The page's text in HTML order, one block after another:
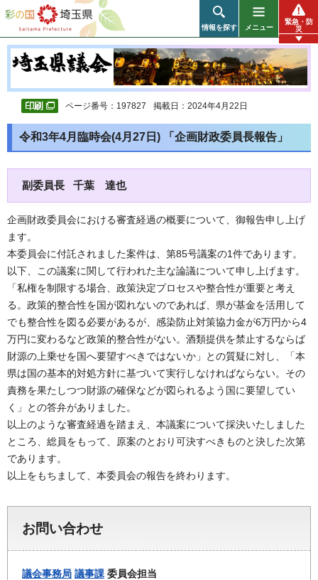
彩の国 埼玉県
情報を探す メニュー
緊急・防
災
ページ番号：197827 掲載日：2024年4月22日
令和3年4月臨時会(4月27日) 「企画財政委員長報告」
副委員長 千葉 達也
企画財政委員会における審査経過の概要について、御報告申し上げ
ます。
本委員会に付託されました案件は、第85号議案の1件であります。
以下、この議案に関して行われた主な論議について申し上げます。
「私権を制限する場合、政策決定プロセスや整合性が重要と考え
る。政策的整合性を国が図れないのであれば、県が基金を活用して
でも整合性を図る必要があるが、感染防止対策協力金が6万円から4
万円に変わるなど政策的整合性がない。酒類提供を禁止するならば
財源の上乗せを国へ要望すべきではないか」との質疑に対し、「本
県は国の基本的対処方針に基づいて実行しなければならない。その
責務を果たしつつ財源の確保などが図られるよう国に要望してい
く」との答弁がありました。
以上のような審査経過を踏まえ、本議案について採決いたしました
ところ、総員をもって、原案のとおり可決すべきものと決した次第
であります。
以上をもちまして、本委員会の報告を終わります。
お問い合わせ
議会事務局 議事課 委員会担当